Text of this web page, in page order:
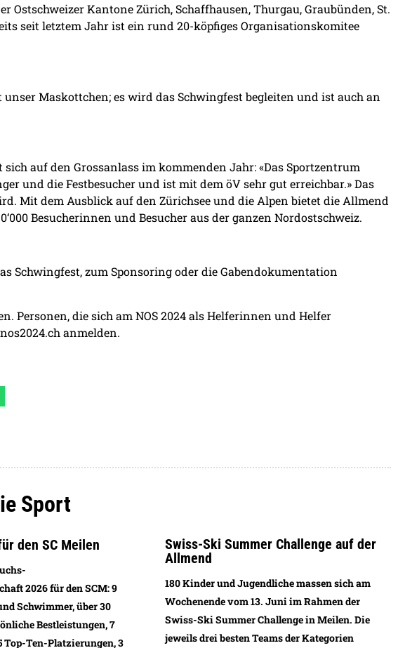
Ostschweizer Kantone Zürich, Schaffhausen, Thurgau, Graubünden, St.
seit letztem Jahr ist ein rund 20-köpfiges Organisationskomitee
Maskottchen; es wird das Schwingfest begleiten und ist auch an
auf den Grossanlass im kommenden Jahr: «Das Sportzentrum
und die Festbesucher und ist mit dem öV sehr gut erreichbar.» Das
Mit dem Ausblick auf den Zürichsee und die Alpen bietet die Allmend
Besucherinnen und Besucher aus der ganzen Nordostschweiz.
Schwingfest, zum Sponsoring oder die Gabendokumentation
Personen, die sich am NOS 2024 als Helferinnen und Helfer
anmelden.
Sport
den SC Meilen
2026 für den SCM: 9
Schwimmer, über 30
Bestleistungen, 7
Top-Ten-Platzierungen, 3
Swiss-Ski Summer Challenge auf der
Allmend
180 Kinder und Jugendliche massen sich am
Wochenende vom 13. Juni im Rahmen der
Swiss-Ski Summer Challenge in Meilen. Die
jeweils drei besten Teams der Kategorien